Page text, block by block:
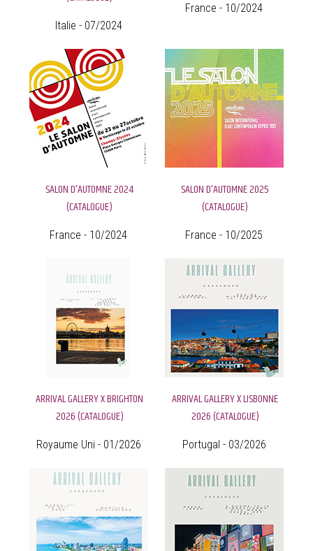
Italie - 07/2024
France - 10/2024
SALON D'AUTOMNE 2024
(CATALOGUE)
France - 10/2024
SALON D'AUTOMNE 2025
(CATALOGUE)
France - 10/2025
ARRIVAL GALLERY X BRIGHTON
2026 (CATALOGUE)
Royaume Uni - 01/2026
ARRIVAL GALLERY X LISBONNE
2026 (CATALOGUE)
Portugal - 03/2026